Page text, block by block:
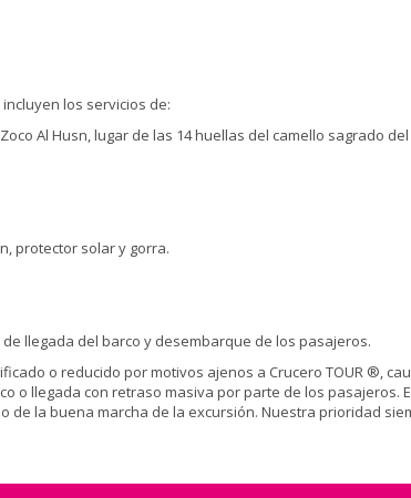
los servicios de:
Al Husn, lugar de las 14 huellas del camello sagrado
protector solar y gorra.
llegada del barco y desembarque de los pasajeros.
o reducido por motivos ajenos a Crucero TOUR ®,
o llegada con retraso masiva por parte de los pasajeros.
la buena marcha de la excursión. Nuestra prioridad